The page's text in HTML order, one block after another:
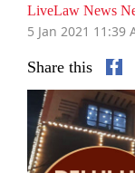
LiveLaw News
5 Jan 2021 11:39
Share this